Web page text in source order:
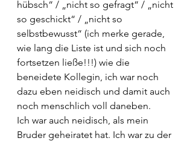
hübsch“ / „nicht so gefragt“ / „nicht
so geschickt“ / „nicht so
selbstbewusst“ (ich merke gerade,
wie lang die Liste ist und sich noch
fortsetzen ließe!!!) wie die
beneidete Kollegin, ich war noch
dazu eben neidisch und damit auch
noch menschlich voll daneben.
Ich war auch neidisch, als mein
Bruder geheiratet hat. Ich war zu der